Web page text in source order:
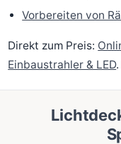
Vorbereiten von
Direkt zum Preis:
Einbaustrahler & LED